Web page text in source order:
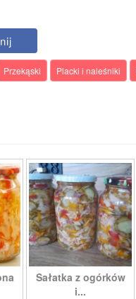
Przekąski Placki i naleśniki
Sałatka z ogórków
i...